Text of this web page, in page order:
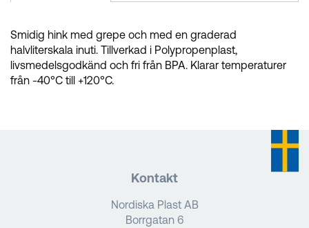
Smidig hink med grepe och med en graderad
halvliterskala inuti. Tillverkad i Polypropenplast,
livsmedelsgodkänd och fri från BPA. Klarar temperaturer
från -40°C till +120°C.
Kontakt
Nordiska Plast AB
Borrgatan 6